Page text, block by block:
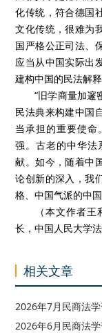
化传统，符合德国
文化传统，很难为
国严格公正司法、
应当从中国实际出
建构中国的民法解
“旧学商量加邃密
民法典来构建中国
当承担的重要使命
强。古老的中华法
献。如今，随着中
论创新的深入，我
格、中国气派的中
（本文作者王利
长，中国人民大学法
相关文章
2026年7月民商法
2026年6月民商法